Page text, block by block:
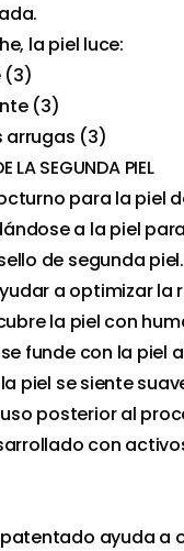
la piel luce:
(3)
(3)
arrugas (3)
LA SEGUNDA PIEL
para la piel
a la piel
de segunda
a optimizar la
cubre la piel con
se funde con la piel
la piel se siente
posterior al
con
ayuda a